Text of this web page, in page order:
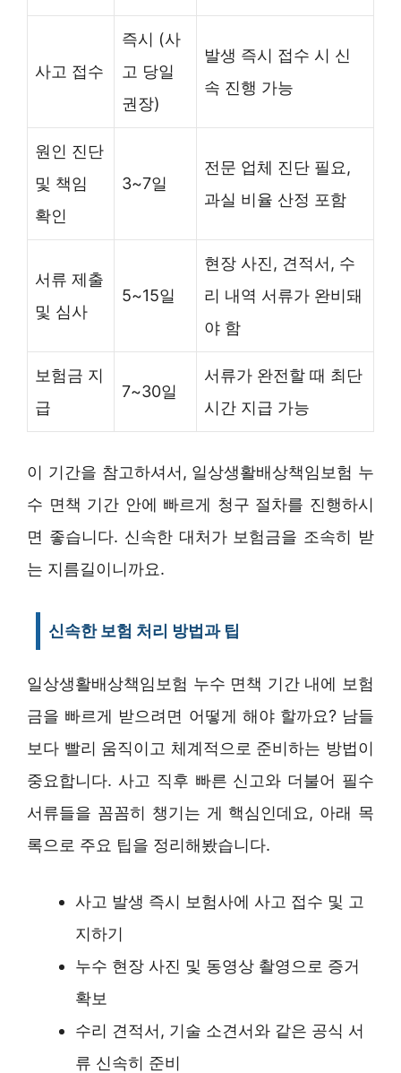
사고 접수
즉시 (사
고 당일
권장)
발생 즉시 접수 시 신
속 진행 가능
원인 진단
및 책임
확인
3~7일
전문 업체 진단 필요,
과실 비율 산정 포함
서류 제출
및 심사
5~15일
현장 사진, 견적서, 수
리 내역 서류가 완비돼
야 함
보험금 지
급
7~30일
서류가 완전할 때 최단
시간 지급 가능
이 기간을 참고하셔서, 일상생활배상책임보험 누
수 면책 기간 안에 빠르게 청구 절차를 진행하시
면 좋습니다. 신속한 대처가 보험금을 조속히 받
는 지름길이니까요.
신속한 보험 처리 방법과 팁
일상생활배상책임보험 누수 면책 기간 내에 보험
금을 빠르게 받으려면 어떻게 해야 할까요? 남들
보다 빨리 움직이고 체계적으로 준비하는 방법이
중요합니다. 사고 직후 빠른 신고와 더불어 필수
서류들을 꼼꼼히 챙기는 게 핵심인데요, 아래 목
록으로 주요 팁을 정리해봤습니다.
사고 발생 즉시 보험사에 사고 접수 및 고
지하기
누수 현장 사진 및 동영상 촬영으로 증거
확보
수리 견적서, 기술 소견서와 같은 공식 서
류 신속히 준비